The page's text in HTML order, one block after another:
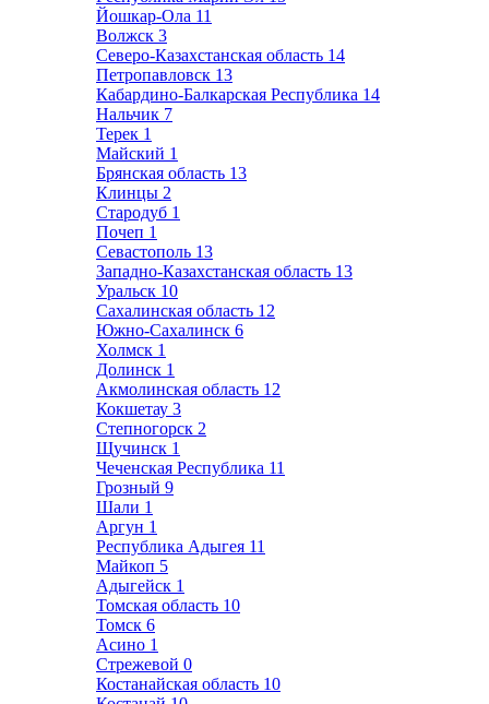
Йошкар-Ола 11
Волжск 3
Северо-Казахстанская область 14
Петропавловск 13
Кабардино-Балкарская Республика 14
Нальчик 7
Терек 1
Майский 1
Брянская область 13
Клинцы 2
Стародуб 1
Почеп 1
Севастополь 13
Западно-Казахстанская область 13
Уральск 10
Сахалинская область 12
Южно-Сахалинск 6
Холмск 1
Долинск 1
Акмолинская область 12
Кокшетау 3
Степногорск 2
Щучинск 1
Чеченская Республика 11
Грозный 9
Шали 1
Аргун 1
Республика Адыгея 11
Майкоп 5
Адыгейск 1
Томская область 10
Томск 6
Асино 1
Стрежевой 0
Костанайская область 10